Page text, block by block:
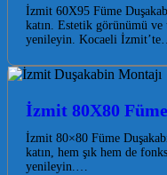
İzmit 60X95 Füme
katın. Estetik görünümü
yenileyin. Kocaeli
İzmit 80X80
İzmit 80×80 Füme
katın, hem şık hem de
yenileyin.…